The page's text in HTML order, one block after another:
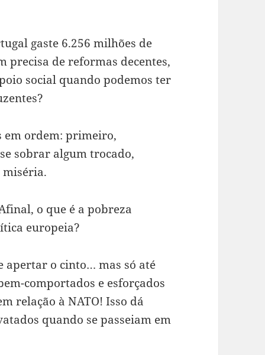
gaste 6.256 milhões de
precisa de reformas decentes,
social quando podemos ter
em ordem: primeiro,
sobrar algum trocado,
miséria.
o que é a pobreza
europeia?
apertar o cinto… mas só até
comportados e esforçados
relação à NATO! Isso dá
quando se passeiam em